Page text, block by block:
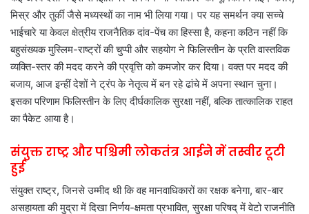
मिस्र और तुर्की जैसे मध्यस्थों का नाम भी लिया गया। पर यह समर्थन क्या सच्चे
भाईचारे या केवल क्षेत्रीय राजनैतिक दांव-पेंच का हिस्सा है, कहना कठिन नहीं कि
बहुसंख्यक मुस्लिम-राष्ट्रों की चुप्पी और सहयोग ने फिलिस्तीन के प्रति वास्तविक
व्यक्ति-स्तर की मदद करने की प्रवृत्ति को कमजोर कर दिया। वक्त पर मदद की
बजाय, आज इन्हीं देशों ने ट्रंप के नेतृत्व में बन रहे ढांचे में अपना स्थान चुना।
इसका परिणाम फिलिस्तीन के लिए दीर्घकालिक सुरक्षा नहीं, बल्कि तात्कालिक राहत
का पैकेट आया है।
संयुक्त राष्ट्र और पश्चिमी लोकतंत्र आईने में तस्वीर टूटी
हुई
संयुक्त राष्ट्र, जिनसे उम्मीद थी कि वह मानवाधिकारों का रक्षक बनेगा, बार-बार
असहायता की मुद्रा में दिखा निर्णय-क्षमता प्रभावित, सुरक्षा परिषद् में वेटो राजनीति